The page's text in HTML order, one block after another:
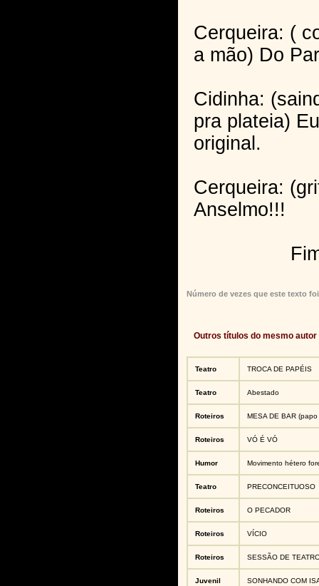
Cerqueira: (
a mão) Do
Cidinha:
pra plateia)
original.
Cerqueira:
Anselmo!!!
Número de vezes que este texto
Outros títulos do mesmo autor
Teatro TROCA DE PAPÉIS
Teatro Abestado
Roteiros MESA DE BAR
Roteiros VÓ É VÓ
Humor Movimento hétero
Teatro PRECONCEITUOSO
Roteiros O PECADOR
Roteiros VÍCIO
Roteiros SESSÃO DE
Juvenil SONHANDO COM